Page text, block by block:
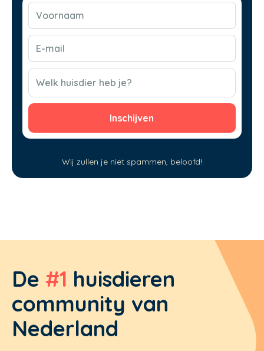
Voornaam
(Vereist)
E-
mail
(Vereist)
CAPTCHA
Welk huisdier heb je?
Wij zullen je niet spammen, beloofd!
De #1 huisdieren
community van
Nederland